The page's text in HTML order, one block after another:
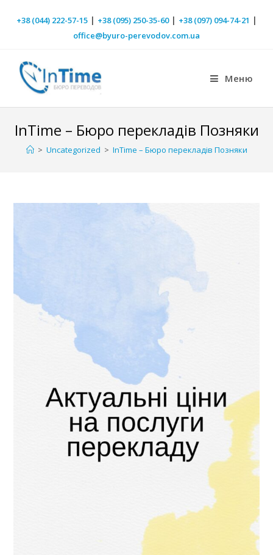
+38 (044) 222-57-15| +38 (095) 250-35-60| +38 (097) 094-74-21 |
office@byuro-perevodov.com.ua
Меню
InTime – Бюро перекладів Позняки
> Uncategorized > InTime – Бюро перекладів Позняки